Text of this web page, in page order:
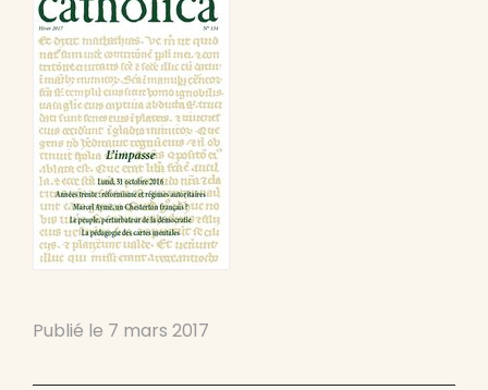
Publié le 7 mars 2017